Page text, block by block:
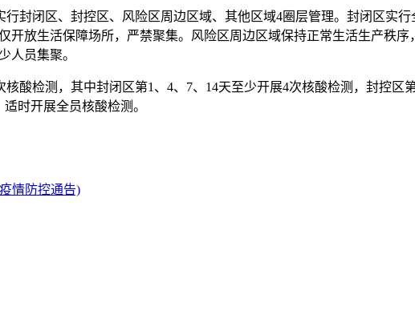
封闭区、封控区、风险区周边区域、其他区域4圈层管理。封闭区实
放生活保障场所，严禁聚集。风险区周边区域保持正常生活生产秩
人员集聚。
酸检测，其中封闭区第1、4、7、14天至少开展4次核酸检测，封控区
时开展全员核酸检测。
情防控通告)